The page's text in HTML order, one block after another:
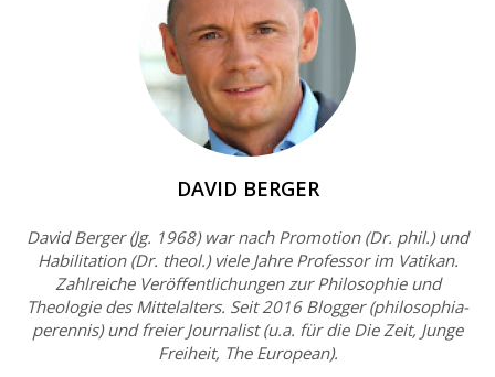
DAVID BERGER
David Berger (Jg. 1968) war nach Promotion (Dr. phil.) und
Habilitation (Dr. theol.) viele Jahre Professor im Vatikan.
Zahlreiche Veröffentlichungen zur Philosophie und
Theologie des Mittelalters. Seit 2016 Blogger (philosophia-
perennis) und freier Journalist (u.a. für die Die Zeit, Junge
Freiheit, The European).